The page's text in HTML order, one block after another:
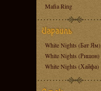
Mafia Ring
White Nights (Бат Ям)
White Nights (Ришон)
White Nights (Хайфа)